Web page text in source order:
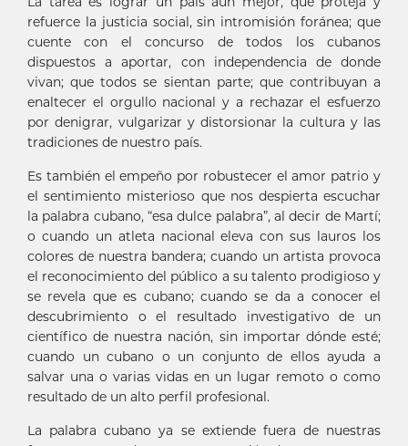
refuerce la justicia social, sin intromisión foránea; que
cuente con el concurso de todos los cubanos
dispuestos a aportar, con independencia de donde
vivan; que todos se sientan parte; que contribuyan a
enaltecer el orgullo nacional y a rechazar el esfuerzo
por denigrar, vulgarizar y distorsionar la cultura y las
tradiciones de nuestro país.
Es también el empeño por robustecer el amor patrio y
el sentimiento misterioso que nos despierta escuchar
la palabra cubano, “esa dulce palabra”, al decir de Martí;
o cuando un atleta nacional eleva con sus lauros los
colores de nuestra bandera; cuando un artista provoca
el reconocimiento del público a su talento prodigioso y
se revela que es cubano; cuando se da a conocer el
descubrimiento o el resultado investigativo de un
científico de nuestra nación, sin importar dónde esté;
cuando un cubano o un conjunto de ellos ayuda a
salvar una o varias vidas en un lugar remoto o como
resultado de un alto perfil profesional.
La palabra cubano ya se extiende fuera de nuestras